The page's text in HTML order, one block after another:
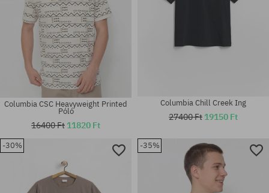
Elérhető méretek:
Elérhető méretek:
Columbia CSC Heavyweight Printed
Póló
16400 Ft 11820 Ft
Columbia Chill Creek Ing
27400 Ft 19150 Ft
-30% -35%